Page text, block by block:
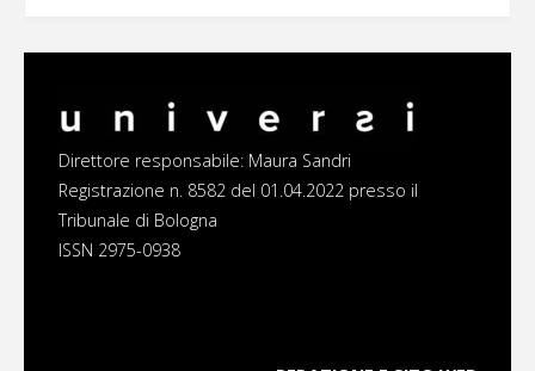
sopravvivenza
buchi
neri"
Direttore responsabile: Maura Sandri
Registrazione n. 8582 del 01.04.2022 presso il
Tribunale di Bologna
ISSN 2975-0938